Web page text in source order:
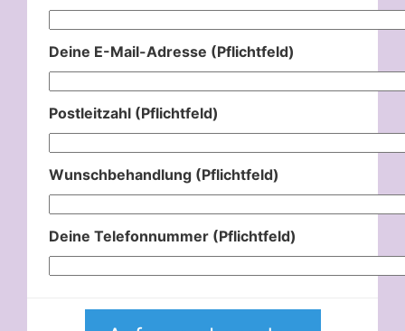
Deine E-Mail-Adresse (Pflichtfeld)
Postleitzahl (Pflichtfeld)
Wunschbehandlung (Pflichtfeld)
Deine Telefonnummer (Pflichtfeld)